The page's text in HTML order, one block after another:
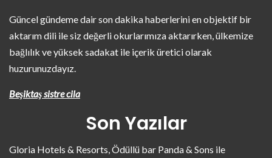
Güncel gündeme dair son dakika haberlerini en objektif bir
aktarım dili ile siz değerli okurlarımıza aktarırken, ülkemize
bağlılık ve yüksek sadakat ile içerik üretici olarak
huzurunuzdayız.
Beşiktaş sistre cila
Son Yazılar
Gloria Hotels & Resorts, Ödüllü bar Panda & Sons ile